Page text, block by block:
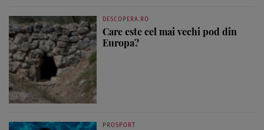
DESCOPERA.RO
Care este cel mai vechi pod din
Europa?
PROSPORT